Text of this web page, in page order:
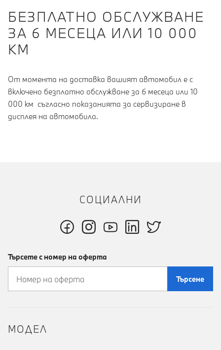
БЕЗПЛАТНО ОБСЛУЖВАНЕ
ЗА 6 МЕСЕЦА ИЛИ 10 000
КМ
От момента на доставка вашият автомобил е с
включено безплатно обслужване за 6 месеца или 10
000 км съгласно показанията за сервизиране в
дисплея на автомобила.
СОЦИАЛНИ
Търсете с номер на оферта
Търсене
MOДЕЛ